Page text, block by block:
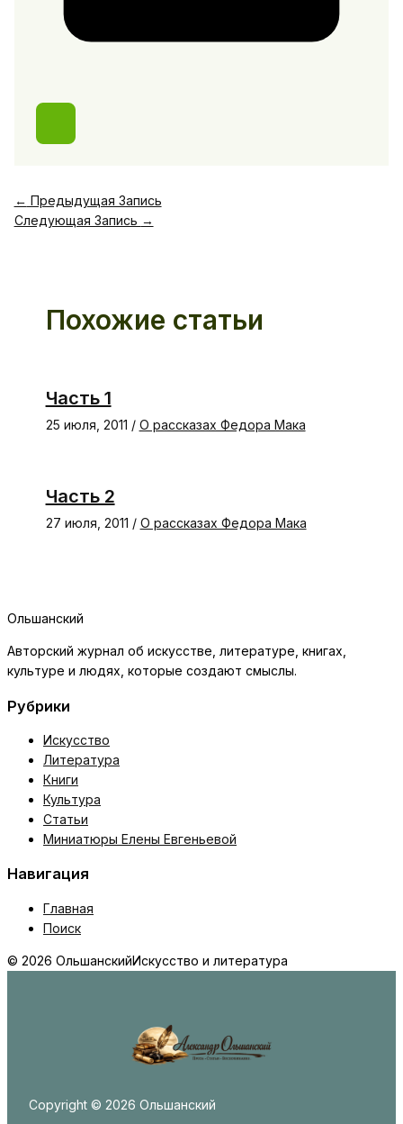
← Предыдущая Запись
Следующая Запись →
Похожие статьи
Часть 1
25 июля, 2011 / О рассказах Федора Мака
Часть 2
27 июля, 2011 / О рассказах Федора Мака
Ольшанский
Авторский журнал об искусстве, литературе, книгах,
культуре и людях, которые создают смыслы.
Рубрики
Искусство
Литература
Книги
Культура
Статьи
Миниатюры Елены Евгеньевой
Навигация
Главная
Поиск
© 2026 ОльшанскийИскусство и литература
Copyright © 2026 Ольшанский